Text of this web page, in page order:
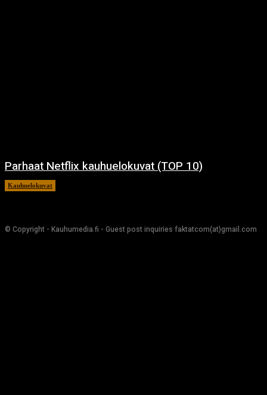
Parhaat Netflix kauhuelokuvat (TOP 10)
Kauhuelokuvat
© Copyright - Kauhumedia.fi - Guest post inquiries faktatcom(at)gmail.com